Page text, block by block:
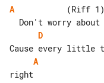
A
           (Riff 1)
D
A
right